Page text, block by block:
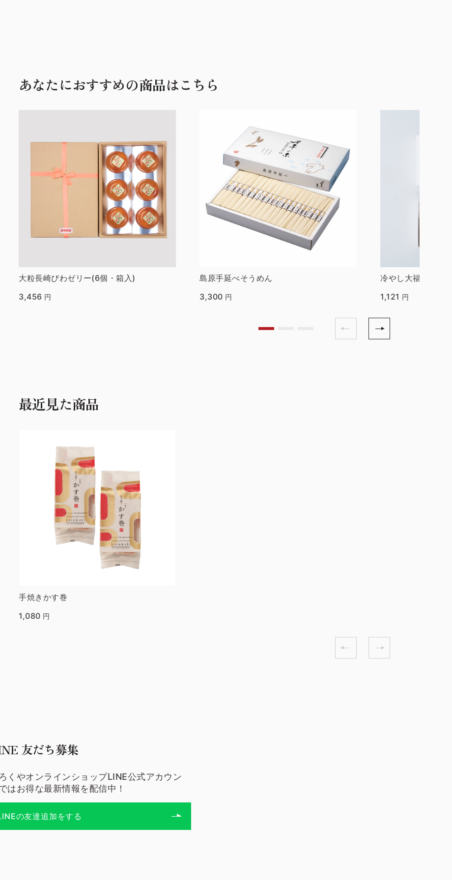
あなたにおすすめの商品はこちら
大粒長崎びわゼリー(6個・箱入)
3,456 円
島原手延べそうめん
3,300 円
冷やし大福
1,121 円
最近見た商品
手焼きかす巻
1,080 円
友だち募集
くやオンラインショップLINE公式アカウン
はお得な最新情報を配信中！
の友達追加をする